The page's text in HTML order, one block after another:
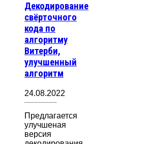
Декодирование
свёрточного
кода по
алгоритму
Витерби,
улучшенный
алгоритм
24.08.2022
Предлагается
улучшеная
версия